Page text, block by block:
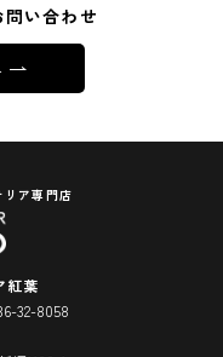
い合わせ
リア専門店
紅葉
32-8058